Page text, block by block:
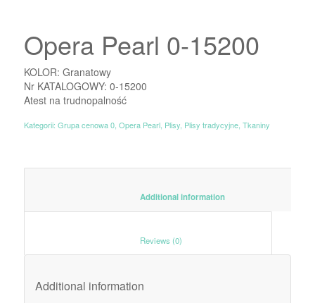
Opera Pearl 0-15200
KOLOR: Granatowy
Nr KATALOGOWY: 0-15200
Atest na trudnopalność
Kategorii: Grupa cenowa 0, Opera Pearl, Plisy, Plisy tradycyjne, Tkaniny
						Additional information
Additional information